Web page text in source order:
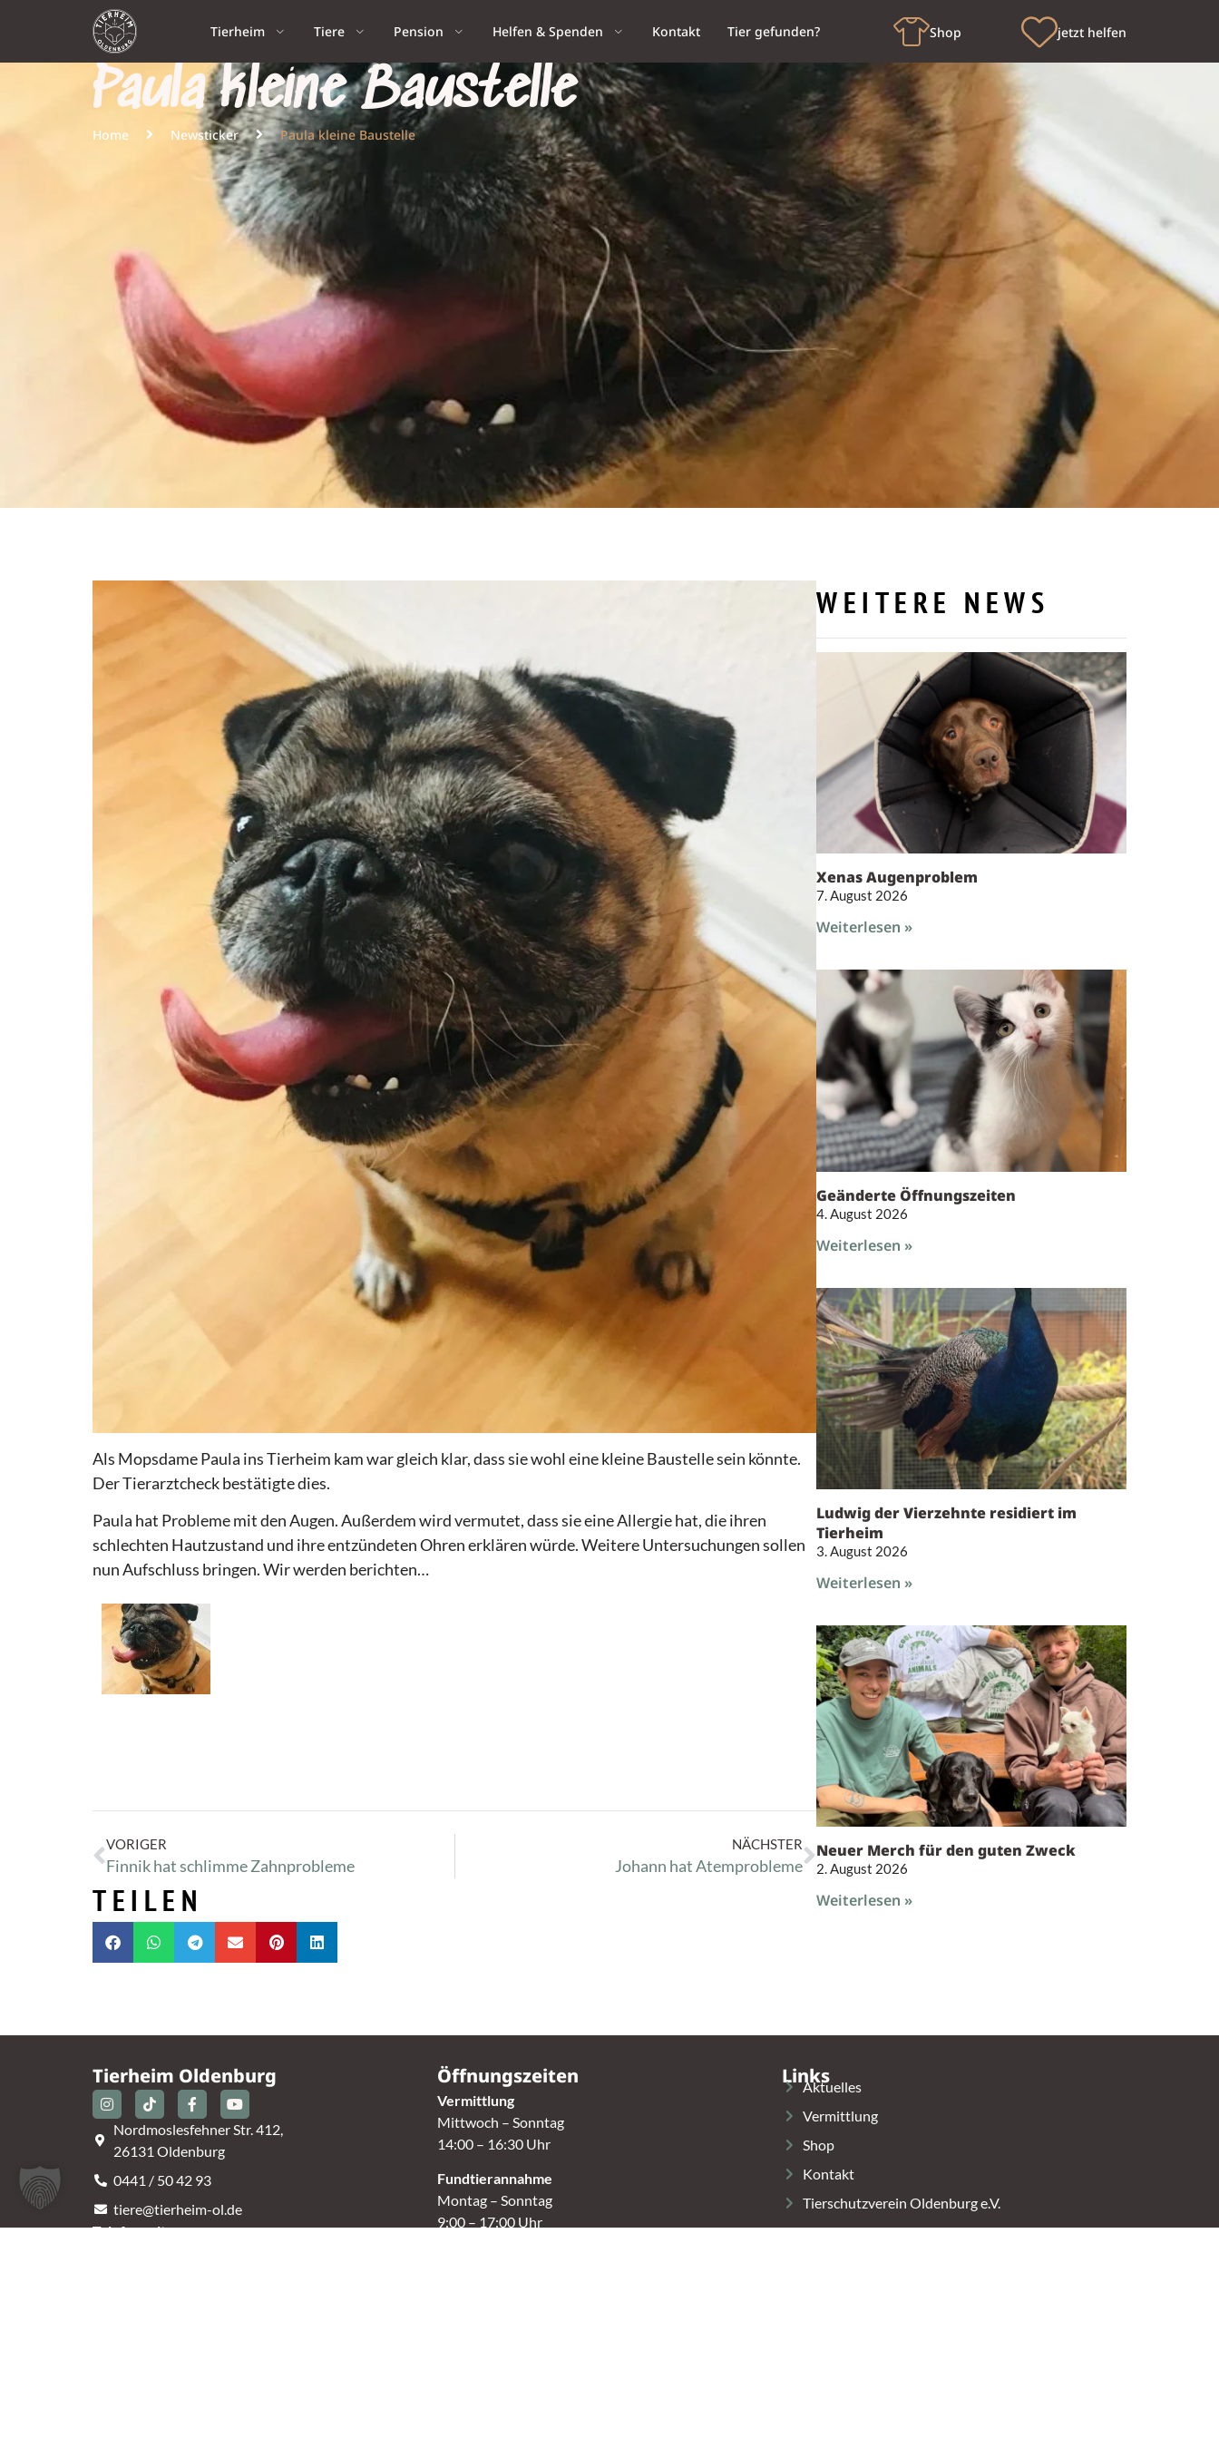
Tierheim Tiere Pension Helfen & Spenden Kontakt Tier gefunden? Shop jetzt helfen
Paula kleine Baustelle
Home Newsticker Paula kleine Baustelle
Als Mopsdame Paula ins Tierheim kam war gleich klar, dass sie wohl eine kleine Baustelle sein könnte.
Der Tierarztcheck bestätigte dies.
Paula hat Probleme mit den Augen. Außerdem wird vermutet, dass sie eine Allergie hat, die ihren
schlechten Hautzustand und ihre entzündeten Ohren erklären würde. Weitere Untersuchungen sollen
nun Aufschluss bringen. Wir werden berichten…
VORIGER
Finnik hat schlimme Zahnprobleme
NÄCHSTER
Johann hat Atemprobleme
TEILEN
WEITERE NEWS
Xenas Augenproblem
7. August 2026
Weiterlesen »
Geänderte Öffnungszeiten
4. August 2026
Weiterlesen »
Ludwig der Vierzehnte residiert im
Tierheim
3. August 2026
Weiterlesen »
Neuer Merch für den guten Zweck
2. August 2026
Weiterlesen »
Tierheim Oldenburg
Nordmoslesfehner Str. 412,
26131 Oldenburg
0441 / 50 42 93
tiere@tierheim-ol.de
Telefonzeiten:
Öffnungszeiten
Vermittlung
Mittwoch – Sonntag
14:00 – 16:30 Uhr
Fundtierannahme
Montag – Sonntag
9:00 – 17:00 Uhr
Links
Aktuelles
Vermittlung
Shop
Kontakt
Tierschutzverein Oldenburg e.V.